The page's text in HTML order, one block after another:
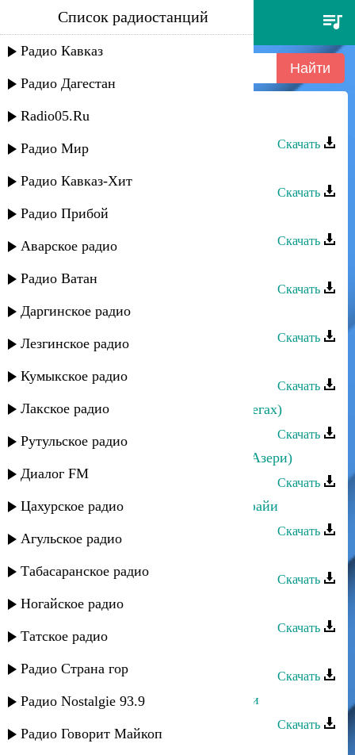
йоси бен йохай - йершолаим-2
Список радиостанций
Радио Кавказ
Радио Дагестан
Radio05.Ru
Радио Мир
Радио Кавказ-Хит
Радио Прибой
Аварское радио
Радио Ватан
Даргинское радио
Лезгинское радио
Кумыкское радио
Лакское радио
Рутульское радио
Диалог FM
Цахурское радио
Агульское радио
Табасаранское радио
Ногайское радио
Татское радио
Радио Страна гор
Радио Nostalgie 93.9
Радио Говорит Майкоп
Йоси бен Йохай - Йершолаим
Скачать
Скачать
Йоси бен Йохай - Йершолаим 3
Скачать
Скачать
Йоси бен Йохай - Ей дост (Мугам)
Скачать
Скачать
Йоси бен Йохай - Дедей (Мугам Сегах)
Скачать
Йоси бен Йохай - Дели Джейран (Азери)
Скачать
Йоси бен Йохай - Духдерхой Хайфайи
Скачать
Скачать
Йоси бен Йохай - Духтен
Скачать
Скачать
Йоси бен Йохай - Духтер Дербенди
Скачать